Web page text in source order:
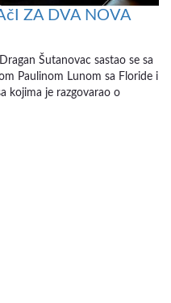
ZA DVA NOVA
Šutanovac sastao se sa
Paulinom Lunom sa Floride i
kojima je razgovarao o